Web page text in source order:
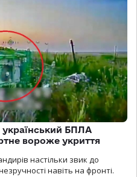
БПЛА
вороже укриття
настільки звик до
навіть на фронті.